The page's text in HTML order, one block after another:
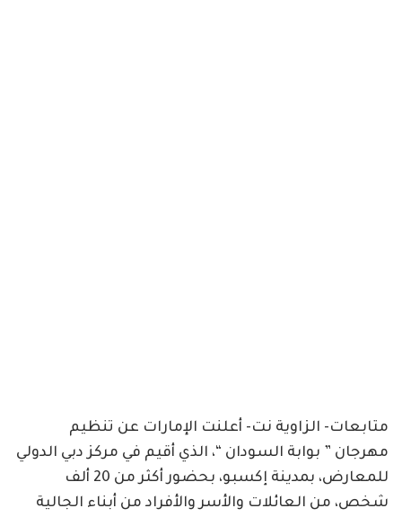
متابعات- الزاوية نت- أعلنت الإمارات عن تنظيم
مهرجان ” بوابة السودان “، الذي أقيم في مركز دبي الدولي
للمعارض، بمدينة إكسبو، بحضور أكثر من 20 ألف
شخص، من العائلات والأسر والأفراد من أبناء الجالية